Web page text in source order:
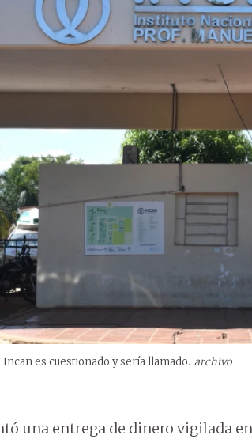
es cuestionado y sería llamado. archivo
una entrega de dinero vigilada